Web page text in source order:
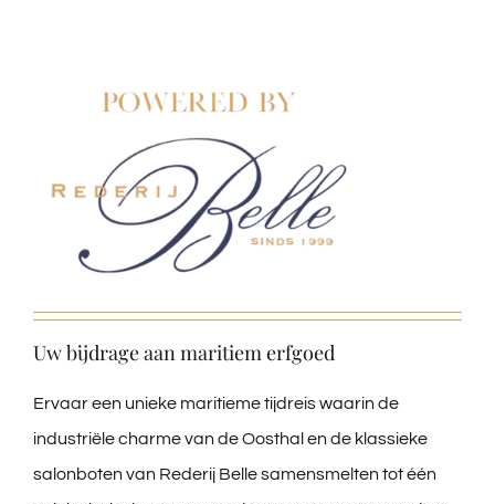
Uw bijdrage aan maritiem erfgoed
Ervaar een unieke maritieme tijdreis waarin de
industriële charme van de Oosthal en de klassieke
salonboten van Rederij Belle samensmelten tot één